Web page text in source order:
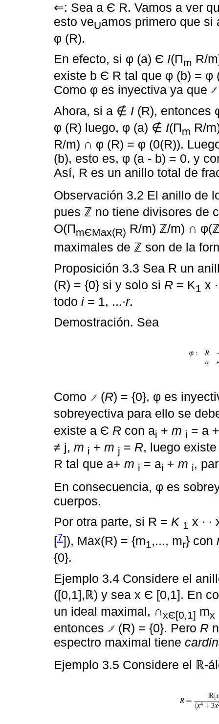
⇐: Sea a Є R. Vamos a ver
esto veUamos primero que
φ (R).
En efecto, si φ (a) Є I(Пm R/
existe b Є R tal que φ (b) =
Como φ es inyectiva ya que
Ahora, si a ∉ I (R),
φ (R) luego, φ (a) ∉ I(Пm R/
R/m) ∩ φ (R) = φ (0(R)).
(b), esto es, φ (a - b) = 0. y
Así, R es un anillo total de
Observación 3.2 El anillo de
pues ℤ no tiene divisores de
O(ПmЄMax(R) R/m) ℤ/m) ∩
maximales de ℤ son de la
Proposición 3.3 Sea R un
(R) = {0} si y solo si R = K1 x
todo i = 1, ...∙r.
Demostración. Sea
Como (R) = {0}, φ es
sobreyectiva para ello se
existe a Є R con ai + m i = a
≠ j, m i + m j = R, luego
R tal que a+ m i = ai + m i,
En consecuencia, φ es
cuerpos.
Por otra parte, si R = K 1 x ∙
[7]), Max(R) = {m1,..., mr} con
{0}.
Ejemplo 3.4 Considere el
([0,1],ℝ) y sea x Є [0,1]. En
un ideal maximal, ∩xЄ[0,1] mx
entonces
(R) = {0}. Pero R
espectro maximal tiene
Ejemplo 3.5 Considere el ℝ-